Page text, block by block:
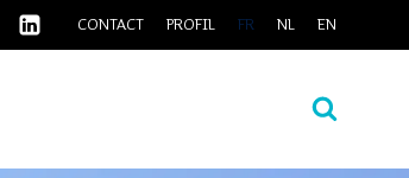
CONTACT PROFIL FR NL EN